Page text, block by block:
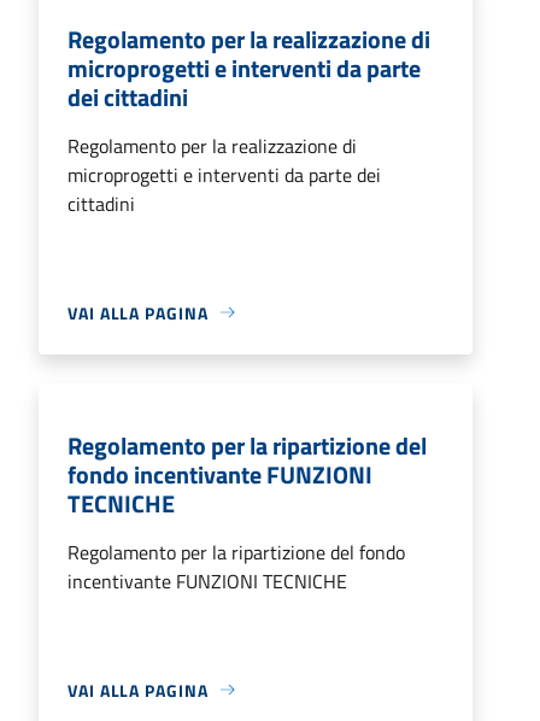
Regolamento per la realizzazione di
microprogetti e interventi da parte
dei cittadini
Regolamento per la realizzazione di
microprogetti e interventi da parte dei
cittadini
VAI ALLA PAGINA
Regolamento per la ripartizione del
fondo incentivante FUNZIONI
TECNICHE
Regolamento per la ripartizione del fondo
incentivante FUNZIONI TECNICHE
VAI ALLA PAGINA